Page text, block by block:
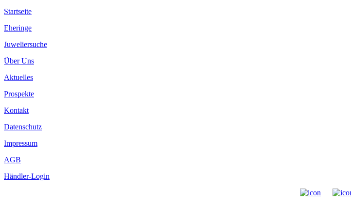
Startseite
Eheringe
Juweliersuche
Über Uns
Aktuelles
Prospekte
Kontakt
Datenschutz
Impressum
AGB
Händler-Login